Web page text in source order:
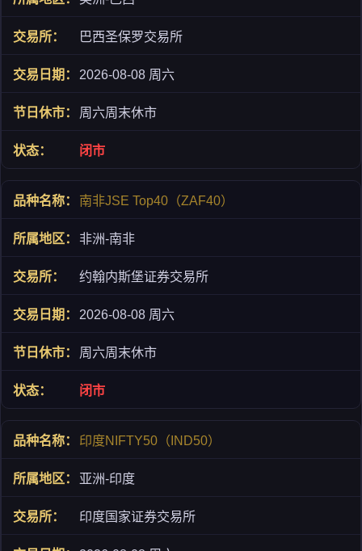
巴西圣保罗交易所
2026-08-08 周六
周六周末休市
闭市
南非JSE Top40（ZAF40）
非洲-南非
约翰内斯堡证券交易所
2026-08-08 周六
周六周末休市
闭市
印度NIFTY50（IND50）
亚洲-印度
印度国家证券交易所